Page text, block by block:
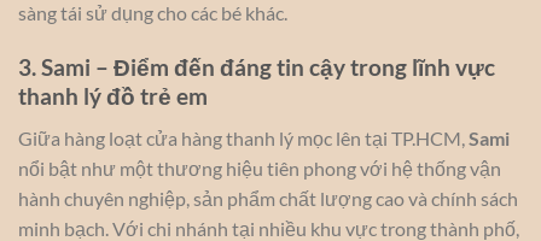
sàng tái sử dụng cho các bé khác.
3. Sami – Điểm đến đáng tin cậy trong lĩnh vực
thanh lý đồ trẻ em
Giữa hàng loạt cửa hàng thanh lý mọc lên tại TP.HCM, Sami
nổi bật như một thương hiệu tiên phong với hệ thống vận
hành chuyên nghiệp, sản phẩm chất lượng cao và chính sách
minh bạch. Với chi nhánh tại nhiều khu vực trong thành phố,